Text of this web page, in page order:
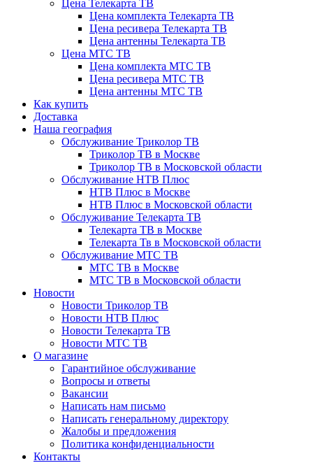
Цена Телекарта ТВ
Цена комплекта Телекарта ТВ
Цена ресивера Телекарта ТВ
Цена антенны Телекарта ТВ
Цена МТС ТВ
Цена комплекта МТС ТВ
Цена ресивера МТС ТВ
Цена антенны МТС ТВ
Как купить
Доставка
Наша география
Обслуживание Триколор ТВ
Триколор ТВ в Москве
Триколор ТВ в Московской области
Обслуживание НТВ Плюс
НТВ Плюс в Москве
НТВ Плюс в Московской области
Обслуживание Телекарта ТВ
Телекарта ТВ в Москве
Телекарта Тв в Московской области
Обслуживание МТС ТВ
МТС ТВ в Москве
МТС ТВ в Московской области
Новости
Новости Триколор ТВ
Новости НТВ Плюс
Новости Телекарта ТВ
Новости МТС ТВ
О магазине
Гарантийное обслуживание
Вопросы и ответы
Вакансии
Написать нам письмо
Написать генеральному директору
Жалобы и предложения
Политика конфиденциальности
Контакты